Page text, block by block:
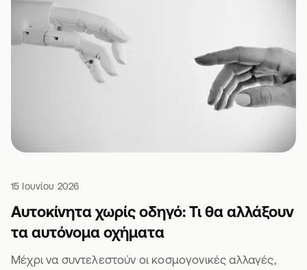
15 Ιουνίου 2026
Αυτοκίνητα χωρίς οδηγό: Τι θα αλλάξουν
τα αυτόνομα οχήματα
Μέχρι να συντελεστούν οι κοσμογονικές αλλαγές,